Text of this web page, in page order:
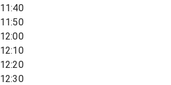
11:40
11:50
12:00
12:10
12:20
12:30